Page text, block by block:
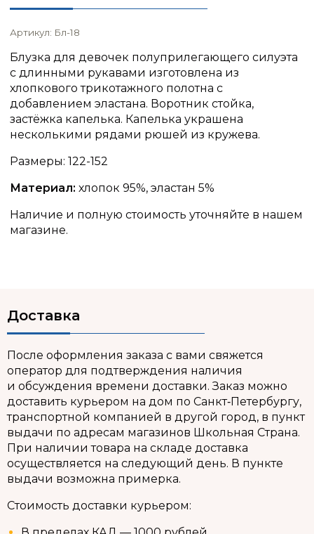
Артикул: Бл-18
Блузка для девочек полуприлегающего силуэта
с длинными рукавами изготовлена из
хлопкового трикотажного полотна с
добавлением эластана. Воротник стойка,
застёжка капелька. Капелька украшена
несколькими рядами рюшей из кружева.
Размеры: 122-152
Материал: хлопок 95%, эластан 5%
Наличие и полную стоимость уточняйте в нашем
магазине.
Доставка
После оформления заказа с вами свяжется
оператор для подтверждения наличия
и обсуждения времени доставки. Заказ можно
доставить курьером на дом по Санкт‑Петербургу,
транспортной компанией в другой город, в пункт
выдачи по адресам магазинов Школьная Страна.
При наличии товара на складе доставка
осуществляется на следующий день. В пункте
выдачи возможна примерка.
Стоимость доставки курьером: